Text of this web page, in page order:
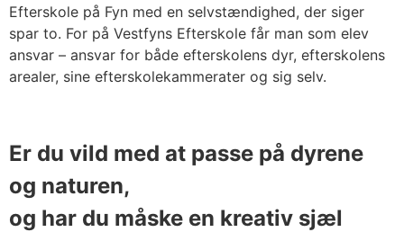
Efterskole på Fyn med en selvstændighed, der siger
spar to. For på Vestfyns Efterskole får man som elev
ansvar – ansvar for både efterskolens dyr, efterskolens
arealer, sine efterskolekammerater og sig selv.
Er du vild med at passe på dyrene
og naturen,
og har du måske en kreativ sjæl